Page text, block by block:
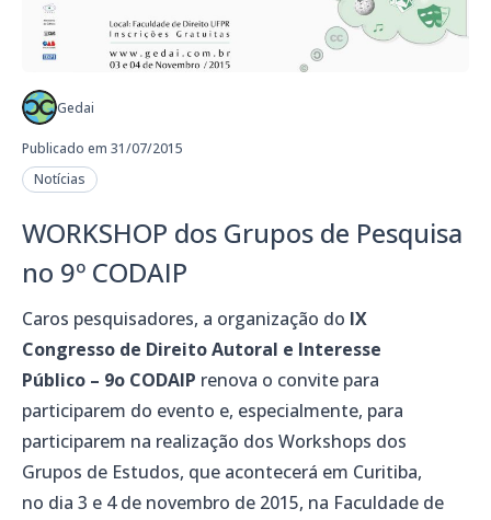
Gedai
Publicado em 31/07/2015
Notícias
WORKSHOP dos Grupos de Pesquisa
no 9º CODAIP
Caros pesquisadores, a organização do IX
Congresso de Direito Autoral e Interesse
Público – 9o CODAIP renova o convite para
participarem do evento e, especialmente, para
participarem na realização dos Workshops dos
Grupos de Estudos, que acontecerá em Curitiba,
no dia 3 e 4 de novembro de 2015, na Faculdade de